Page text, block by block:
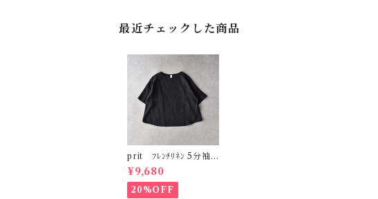
最近チェックした商品
prit ﾌﾚﾝﾁﾘﾈﾝ 5分袖
ﾌﾟﾙｵｰﾊﾞｰ (ｸﾛ) P826
43
¥9,680
20%OFF